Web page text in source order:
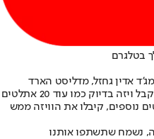
בטלגרם
אדין גחזל, מדליסט הארד
מאליפות העולם ב-2017, שלא הצליח לקבל ויזה בדיוק כמו עוד 20 אתלטים
נוספים, קיבלו את הוויזה ממש
נשמח שתשתפו אותנו